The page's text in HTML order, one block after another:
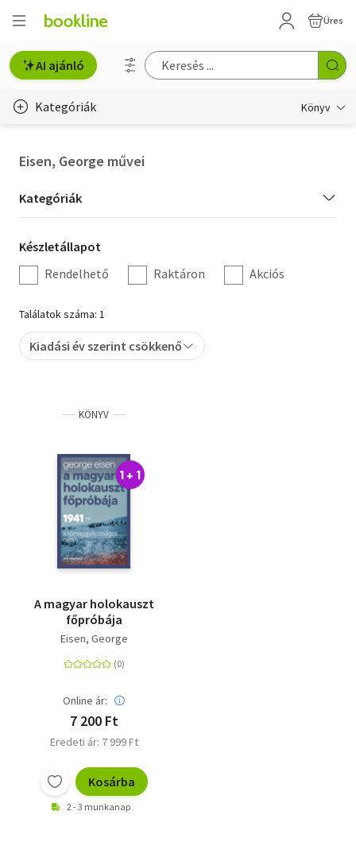
Üres
AI ajánló
Kategóriák Könyv
Hobbi, szabadidő
Irodalom
Művészet
Szakkönyv
Tankönyv, segédkönyv
Társadalomtudomány
Természettudomány
Történelem
Eisen, George művei
Kategória
szűrés
Kategóriák
Készletállapot
szűrés
Készletállapot
Rendelhető
Raktáron Akciós
Találatok száma: 1
Kiadási év szerint csökkenő
KÖNYV
1 + 1
A magyar holokauszt
főpróbája
Eisen, George
Online ár:
7 200 Ft
Eredeti ár: 7 999 Ft
Kosárba
2 - 3 munkanap